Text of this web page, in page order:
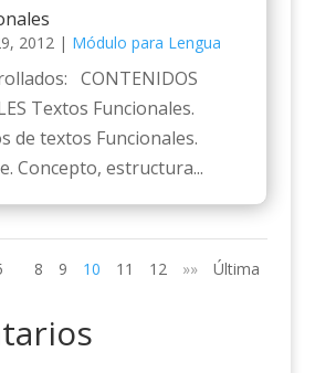
2012| Módulo para Lengua
CONTENIDOS
Textos Funcionales.
de textos Funcionales.
Concepto, estructura...
8 9 10 11 12 »» Última